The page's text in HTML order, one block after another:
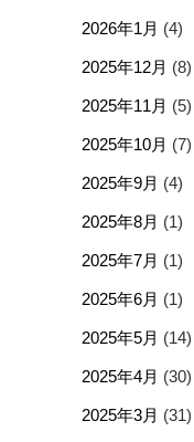
2026年1月 (4)
2025年12月 (8)
2025年11月 (5)
2025年10月 (7)
2025年9月 (4)
2025年8月 (1)
2025年7月 (1)
2025年6月 (1)
2025年5月 (14)
2025年4月 (30)
2025年3月 (31)